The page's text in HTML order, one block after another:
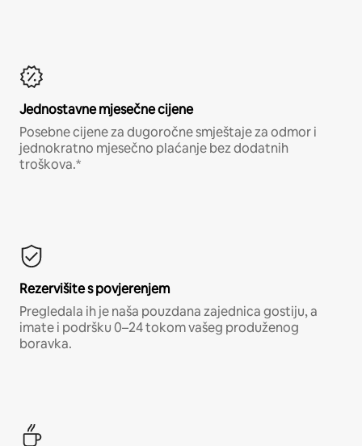
Jednostavne mjesečne cijene
Posebne cijene za dugoročne smještaje za odmor i
jednokratno mjesečno plaćanje bez dodatnih
troškova.*
Rezervišite s povjerenjem
Pregledala ih je naša pouzdana zajednica gostiju, a
imate i podršku 0–24 tokom vašeg produženog
boravka.